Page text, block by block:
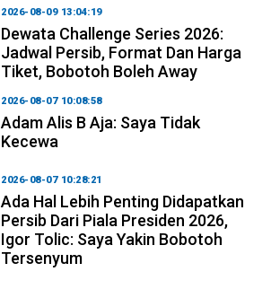
2026-08-09 13:04:19
Dewata Challenge Series 2026:
Jadwal Persib, Format Dan Harga
Tiket, Bobotoh Boleh Away
2026-08-07 10:08:58
Adam Alis B Aja: Saya Tidak
Kecewa
2026-08-07 10:28:21
Ada Hal Lebih Penting Didapatkan
Persib Dari Piala Presiden 2026,
Igor Tolic: Saya Yakin Bobotoh
Tersenyum